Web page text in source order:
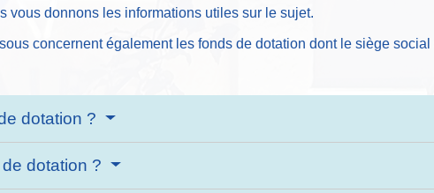
vous donnons les informations utiles sur le sujet.
concernent également les fonds de dotation dont le siège
dotation ?
dotation ?